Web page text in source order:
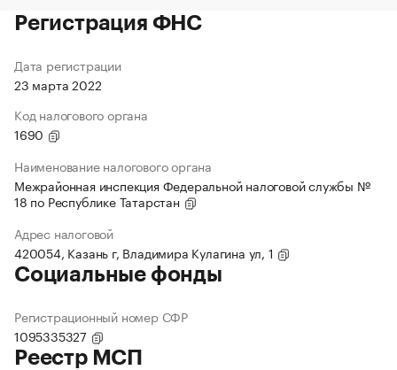
Регистрация ФНС
Дата регистрации
23 марта 2022
Код налогового органа
1690
Наименование налогового органа
Межрайонная инспекция Федеральной налоговой службы №
18 по Республике Татарстан
Адрес налоговой
420054, Казань г, Владимира Кулагина ул, 1
Социальные фонды
Регистрационный номер СФР
1095335327
Реестр МСП